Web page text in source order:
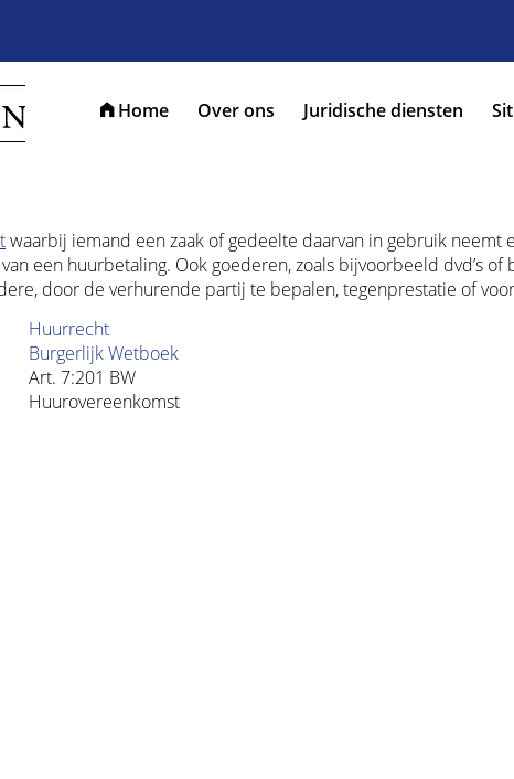
Home Over ons Juridische diensten
waarbij iemand een zaak of gedeelte daarvan in gebruik neemt
een huurbetaling. Ook goederen, zoals bijvoorbeeld dvd’s
door de verhurende partij te bepalen, tegenprestatie of
Huurrecht
Burgerlijk Wetboek
Art. 7:201 BW
Huurovereenkomst